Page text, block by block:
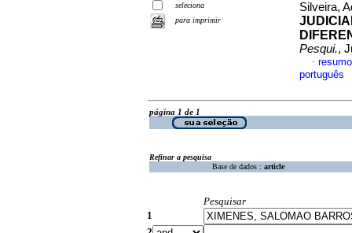
seleciona
para imprimir
Silveira,
Pesqui.,
·
português
página 1 de 1
Refinar a pesquisa
Base de dados : article
Pesquisar
1